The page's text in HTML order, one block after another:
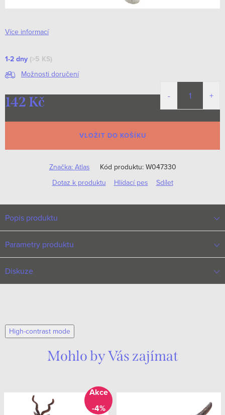
Více informací
1-2 dny (>5 KS)
Možnosti doručení
142 Kč
cena:
VLOŽIT DO KOŠÍKU
Značka: Atlas Kód produktu: W047330
Dotaz k produktu
Hlídací pes Sdílet
Popis produktu
Parametry produktu
Diskuze
High-contrast mode
Mohlo by Vás zajímat
-4%